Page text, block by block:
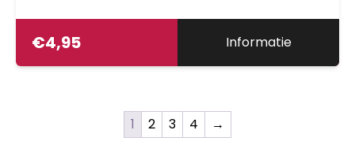
€4,95 Informatie
1 2 3 4 →